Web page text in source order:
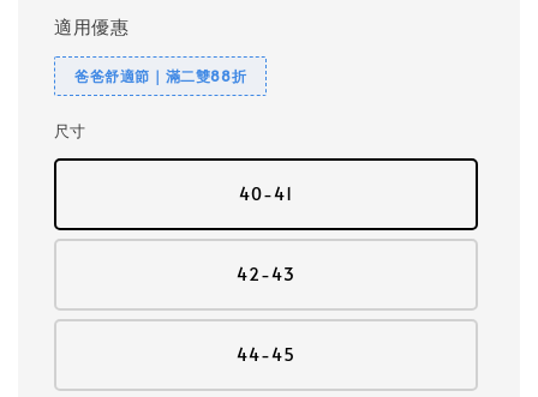
適用優惠
爸爸舒適節｜滿二雙88折
尺寸
40-41
42-43
44-45